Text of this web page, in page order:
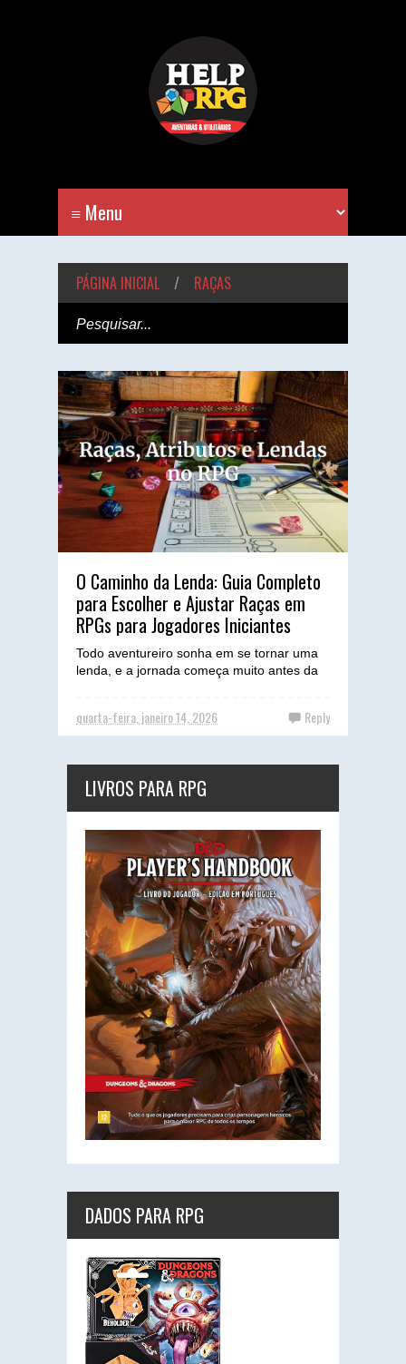
PÁGINA INICIAL / RAÇAS
O Caminho da Lenda: Guia Completo
para Escolher e Ajustar Raças em
RPGs para Jogadores Iniciantes
Todo aventureiro sonha em se tornar uma
lenda, e a jornada começa muito antes da
quarta-feira, janeiro 14, 2026 Reply
LIVROS PARA RPG
DADOS PARA RPG